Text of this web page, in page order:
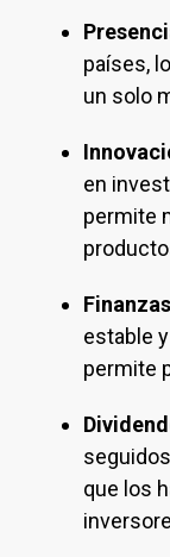
países,
un solo
en
permite
estable
permite
que los